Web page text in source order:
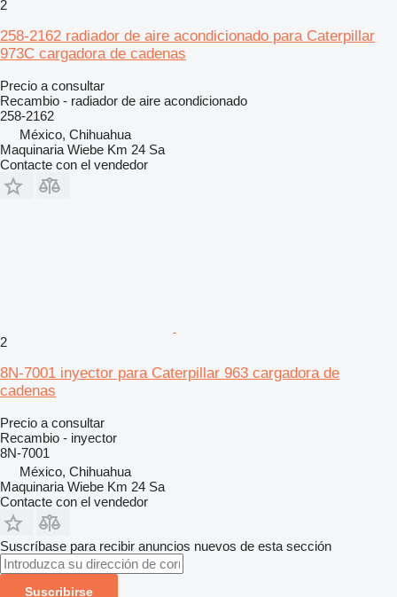
2
258-2162 radiador de aire acondicionado para Caterpillar
973C cargadora de cadenas
Precio a consultar
Recambio - radiador de aire acondicionado
258-2162
México, Chihuahua
Maquinaria Wiebe Km 24 Sa
Contacte con el vendedor
2
8N-7001 inyector para Caterpillar 963 cargadora de
cadenas
Precio a consultar
Recambio - inyector
8N-7001
México, Chihuahua
Maquinaria Wiebe Km 24 Sa
Contacte con el vendedor
Suscríbase para recibir anuncios nuevos de esta sección
Suscribirse